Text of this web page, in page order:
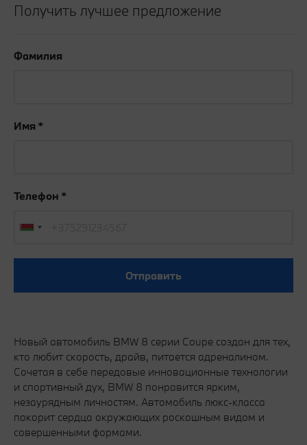
Получить лучшее предложение
Фамилия
Имя
Телефон
Отправить
Новый автомобиль BMW 8 серии Coupe создан для тех,
кто любит скорость, драйв, питается адреналином.
Сочетая в себе передовые инновационные технологии
и спортивный дух, BMW 8 понравится ярким,
незаурядным личностям. Автомобиль люкс-класса
покорит сердца окружающих роскошным видом и
совершенными формами.